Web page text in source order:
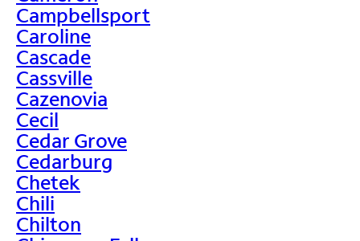
Campbellsport
Caroline
Cascade
Cassville
Cazenovia
Cecil
Cedar Grove
Cedarburg
Chetek
Chili
Chilton